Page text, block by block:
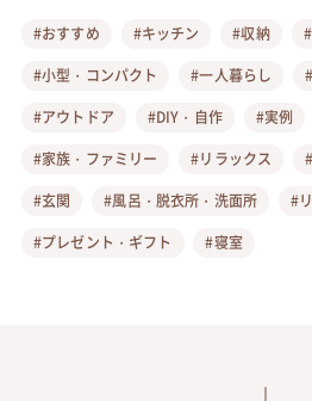
#おすすめ #キッチン #収納
#小型・コンパクト
#一人暮らし
#アウトドア
#DIY・自作 #実例
#家族・ファミリー
#リラックス
#玄関
#風呂・脱衣所・洗面所 #
#プレゼント・ギフト
#寝室